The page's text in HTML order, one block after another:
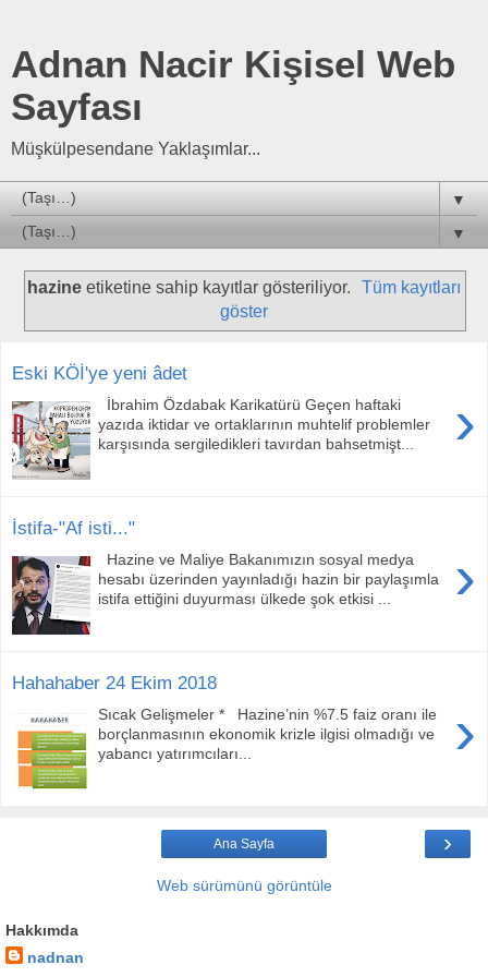
Adnan Nacir Kişisel Web
Sayfası
Müşkülpesendane Yaklaşımlar...
▼
▼
hazineetiketine sahip kayıtlar gösteriliyor.
Tüm kayıtları
göster
Eski KÖİ'ye yeni âdet
›
İbrahim Özdabak Karikatürü Geçen haftaki
yazıda iktidar ve ortaklarının muhtelif problemler
karşısında sergiledikleri tavırdan bahsetmişt...
İstifa-"Af isti..."
›
Hazine ve Maliye Bakanımızın sosyal medya
hesabı üzerinden yayınladığı hazin bir paylaşımla
istifa ettiğini duyurması ülkede şok etkisi ...
Hahahaber 24 Ekim 2018
›
Sıcak Gelişmeler * Hazine’nin %7.5 faiz oranı ile
borçlanmasının ekonomik krizle ilgisi olmadığı ve
yabancı yatırımcıları...
›
Ana Sayfa
Web sürümünü görüntüle
Hakkımda
nadnan